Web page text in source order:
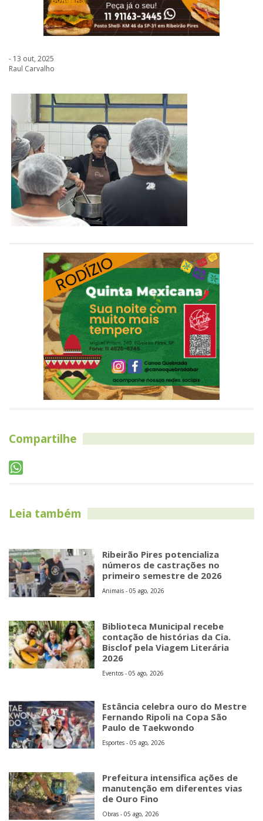
- 13 out, 2025
Raul Carvalho
Compartilhe
Leia também
Ribeirão Pires potencializa
números de castrações no
primeiro semestre de 2026
Animais - 05 ago, 2026
Biblioteca Municipal recebe
contação de histórias da Cia.
Bisclof pela Viagem Literária
2026
Eventos - 05 ago, 2026
Estância celebra ouro do Mestre
Fernando Ripoli na Copa São
Paulo de Taekwondo
Esportes - 05 ago, 2026
Prefeitura intensifica ações de
manutenção em diferentes vias
de Ouro Fino
Obras - 05 ago, 2026